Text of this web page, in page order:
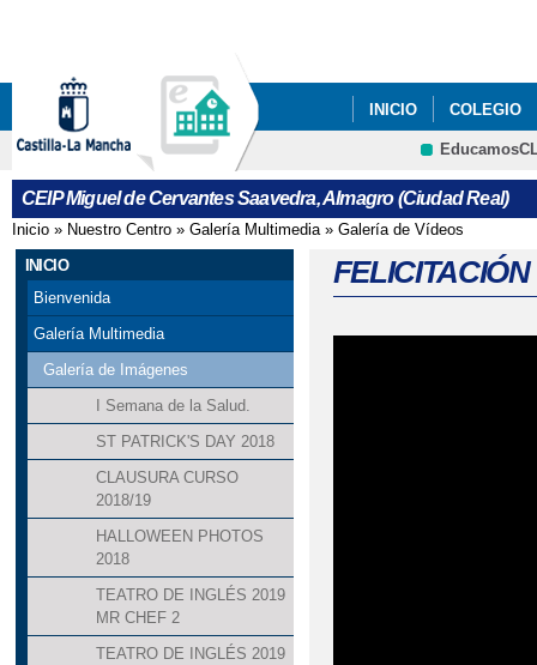
INICIO COLEGIO
CRFP
CEIP Miguel de Cervantes Saavedra, Almagro (Ciudad Real)
Se encuentra usted aquí
Inicio » Nuestro Centro » Galería Multimedia» Galería de Vídeos
INICIO
Bienvenida
Galería Multimedia
Galería de Imágenes
I Semana de la Salud.
ST PATRICK'S DAY 2018
CLAUSURA CURSO
2018/19
HALLOWEEN PHOTOS
2018
TEATRO DE INGLÉS 2019
MR CHEF 2
TEATRO DE INGLÉS 2019